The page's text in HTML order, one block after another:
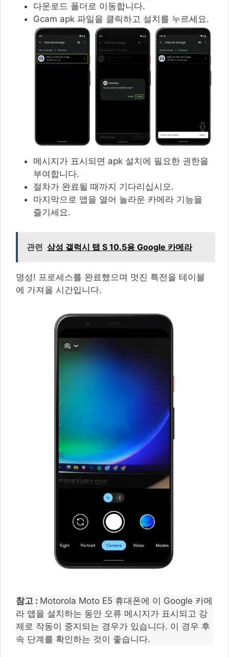
다운로드 폴더로 이동합니다.
Gcam apk 파일을 클릭하고 설치를 누르세요.
메시지가 표시되면 apk 설치에 필요한 권한을
부여합니다.
절차가 완료될 때까지 기다리십시오.
마지막으로 앱을 열어 놀라운 카메라 기능을
즐기세요.
관련 삼성 갤럭시 탭 S 10.5용 Google 카메라
명성! 프로세스를 완료했으며 멋진 특전을 테이블
에 가져올 시간입니다.
참고 : Motorola Moto E5 휴대폰에 이 Google 카메
라 앱을 설치하는 동안 오류 메시지가 표시되고 강
제로 작동이 중지되는 경우가 있습니다. 이 경우 후
속 단계를 확인하는 것이 좋습니다.